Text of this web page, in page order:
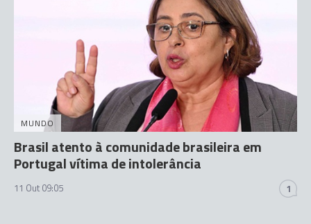
MUNDO
Brasil atento à comunidade brasileira em
Portugal vítima de intolerância
11 Out 09:05 1